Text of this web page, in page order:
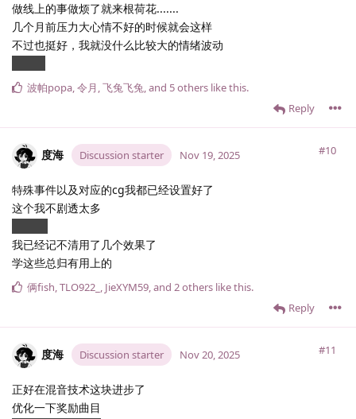
做线上的事做烦了就来根荷花.......
几个月前压力大心情不好的时候就会这样
不过也挺好，我就没什么比较大的情绪波动
Reply
波帕popa,令月 ,飞兔飞兔, and 5others like this.
度海 Discussion starter #10
Nov 19, 2025
特殊事件以及对应的cg我都已经设置好了
这个我不剧透太多
我已经记不清用了几个效果了
学这些总归有用上的
Reply
俩fish,TLO922_ , JieXYM59, and 2others like this.
度海 Discussion starter #11
Nov 20, 2025
正好在混音技术这块进步了
优化一下奖励曲目